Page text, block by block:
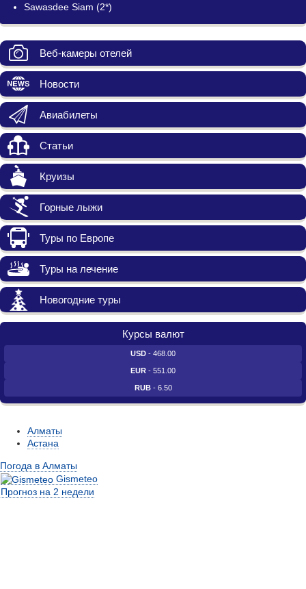
Sawasdee Siam (2*)
Веб-камеры отелей
Новости
Авиабилеты
Статьи
Круизы
Горные лыжи
Туры по Европе
Туры на лечение
Новогодние туры
Курсы валют
USD - 468.00
EUR - 551.00
RUB- 6.50
Алматы
Астана
Погода в Алматы
Gismeteo
Прогноз на 2 недели